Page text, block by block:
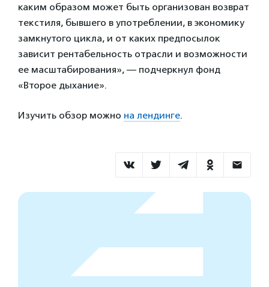
каким образом может быть организован возврат
текстиля, бывшего в употреблении, в экономику
замкнутого цикла, и от каких предпосылок
зависит рентабельность отрасли и возможности
ее масштабирования», — подчеркнул фонд
«Второе дыхание».
Изучить обзор можно на лендинге.